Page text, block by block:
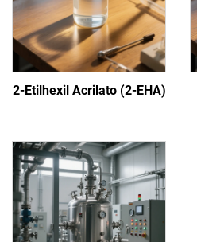
2-Etilhexil Acrilato (2-EHA)